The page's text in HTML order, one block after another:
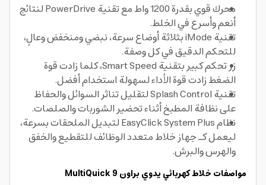
محرك قوي بقدرة 1200 واط مع تقنية PowerDrive لنتائج
أنعم وأسرع في الخلط.
تقنية iMode بثلاثة أوضاع سرعة، نبضي ومنخفض وعالٍ،
للتحكم الدقيق في كل وصفة.
زر تحكم كبير بتقنية Smart Speed، كلما زادت قوة
الضغط زادت قوة الأداء لسهولة استخدام أفضل.
تقنية Splash Control لتقليل تناثر السوائل والحفاظ
على نظافة المطبخ أثناء تحضير الشوربات والصلصات.
نظام EasyClick System Plus لتبديل الملحقات بسرعة،
ليعمل كـ جهاز خلاط متعدد الوظائف للتقطيع والخفق
والهرس والبرش.
مواصفات خلاط كهربائي يدوي براون MultiQuick 9